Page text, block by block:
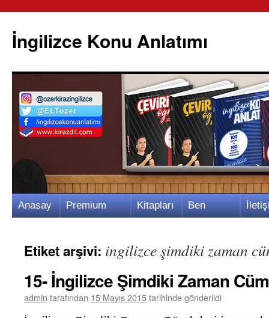
İngilizce Konu Anlatımı
İçeriğe
Anasay Premium Kitapları Ben
Etiket arşivi: ingilizce şimdiki zaman
15- İngilizce Şimdiki Zaman
admin tarafından 15 Mayıs 2015tarihinde gönderildi